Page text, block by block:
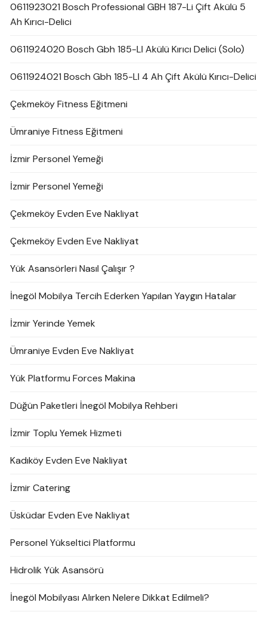
0611923021 Bosch Professional GBH 187-Li Çift Akülü 5
Ah Kırıcı-Delici
0611924020 Bosch Gbh 185-LI Akülü Kırıcı Delici (Solo)
0611924021 Bosch Gbh 185-LI 4 Ah Çift Akülü Kırıcı-Delici
Çekmeköy Fitness Eğitmeni
Ümraniye Fitness Eğitmeni
İzmir Personel Yemeği
İzmir Personel Yemeği
Çekmeköy Evden Eve Nakliyat
Çekmeköy Evden Eve Nakliyat
Yük Asansörleri Nasıl Çalışır ?
İnegöl Mobilya Tercih Ederken Yapılan Yaygın Hatalar
İzmir Yerinde Yemek
Ümraniye Evden Eve Nakliyat
Yük Platformu Forces Makina
Düğün Paketleri İnegöl Mobilya Rehberi
İzmir Toplu Yemek Hizmeti
Kadıköy Evden Eve Nakliyat
İzmir Catering
Üsküdar Evden Eve Nakliyat
Personel Yükseltici Platformu
Hidrolik Yük Asansörü
İnegöl Mobilyası Alırken Nelere Dikkat Edilmeli?